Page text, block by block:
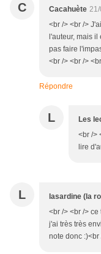
C Cacahuète
<br /> <br />
l'auteur, mais
pas faire
<br /> <br />
Répondre
L Les
<br />
lire
L lasardine (la
<br /> <br />
j'ai très très
note donc :)<br